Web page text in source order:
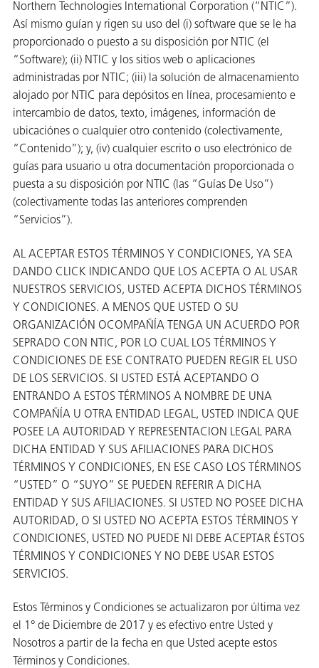
Northern Technologies International Corporation (“NTIC”).
Así mismo guían y rigen su uso del (i) software que se le ha
proporcionado o puesto a su disposición por NTIC (el
“Software); (ii) NTIC y los sitios web o aplicaciones
administradas por NTIC; (iii) la solución de almacenamiento
alojado por NTIC para depósitos en línea, procesamiento e
intercambio de datos, texto, imágenes, información de
ubicaciónes o cualquier otro contenido (colectivamente,
“Contenido”); y, (iv) cualquier escrito o uso electrónico de
guías para usuario u otra documentación proporcionada o
puesta a su disposición por NTIC (las “Guías De Uso”)
(colectivamente todas las anteriores comprenden
“Servicios”).
AL ACEPTAR ESTOS TÉRMINOS Y CONDICIONES, YA SEA
DANDO CLICK INDICANDO QUE LOS ACEPTA O AL USAR
NUESTROS SERVICIOS, USTED ACEPTA DICHOS TÉRMINOS
Y CONDICIONES. A MENOS QUE USTED O SU
ORGANIZACIÓN OCOMPAÑÍA TENGA UN ACUERDO POR
SEPRADO CON NTIC, POR LO CUAL LOS TÉRMINOS Y
CONDICIONES DE ESE CONTRATO PUEDEN REGIR EL USO
DE LOS SERVICIOS. SI USTED ESTÁ ACEPTANDO O
ENTRANDO A ESTOS TÉRMINOS A NOMBRE DE UNA
COMPAÑÍA U OTRA ENTIDAD LEGAL, USTED INDICA QUE
POSEE LA AUTORIDAD Y REPRESENTACION LEGAL PARA
DICHA ENTIDAD Y SUS AFILIACIONES PARA DICHOS
TÉRMINOS Y CONDICIONES, EN ESE CASO LOS TÉRMINOS
“USTED” O “SUYO” SE PUEDEN REFERIR A DICHA
ENTIDAD Y SUS AFILIACIONES. SI USTED NO POSEE DICHA
AUTORIDAD, O SI USTED NO ACEPTA ESTOS TÉRMINOS Y
CONDICIONES, USTED NO PUEDE NI DEBE ACEPTAR ÉSTOS
TÉRMINOS Y CONDICIONES Y NO DEBE USAR ESTOS
SERVICIOS.
Estos Términos y Condiciones se actualizaron por última vez
el 1° de Diciembre de 2017 y es efectivo entre Usted y
Nosotros a partir de la fecha en que Usted acepte estos
Términos y Condiciones.
e
de
Óxido